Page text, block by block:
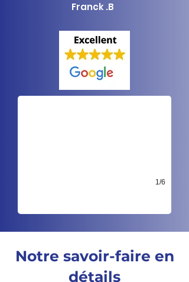
Franck .B
1/6
Notre savoir-faire en
détails